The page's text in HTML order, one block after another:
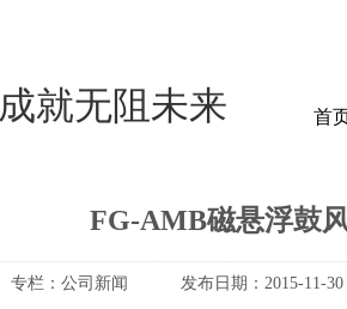
成就无阻未来 首
FG-AMB磁悬浮鼓
专栏： 公司新闻 发布日期： 2015-11-30